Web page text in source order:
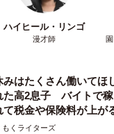
ハイヒール・リンゴ
漫才師
みはたくさん働いてほ
た高2息子 バイトで
て税金や保険料が上が
もくライターズ